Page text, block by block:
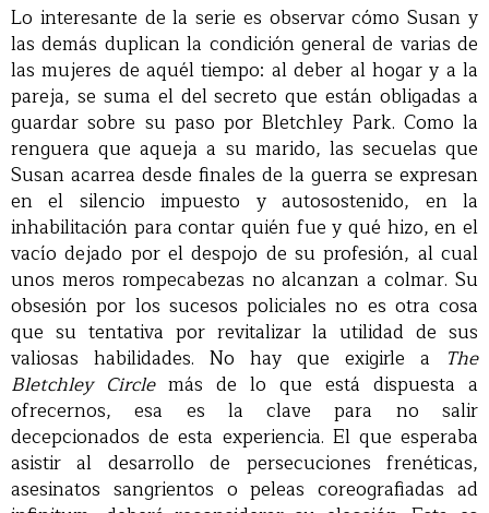
Lo interesante de la serie es observar cómo Susan y
las demás duplican la condición general de varias de
las mujeres de aquél tiempo: al deber al hogar y a la
pareja, se suma el del secreto que están obligadas a
guardar sobre su paso por Bletchley Park. Como la
renguera que aqueja a su marido, las secuelas que
Susan acarrea desde finales de la guerra se expresan
en el silencio impuesto y autosostenido, en la
inhabilitación para contar quién fue y qué hizo, en el
vacío dejado por el despojo de su profesión, al cual
unos meros rompecabezas no alcanzan a colmar. Su
obsesión por los sucesos policiales no es otra cosa
que su tentativa por revitalizar la utilidad de sus
valiosas habilidades. No hay que exigirle a
The
Bletchley Circlemás de lo que está dispuesta a
ofrecernos, esa es la clave para no salir
decepcionados de esta experiencia. El que esperaba
asistir al desarrollo de persecuciones frenéticas,
asesinatos sangrientos o peleas coreografiadas ad